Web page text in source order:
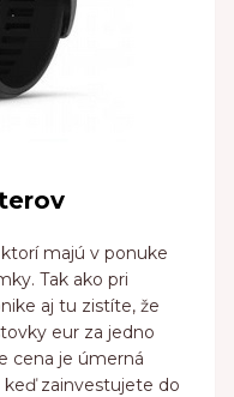
majú v ponuke
Tak ako pri
aj tu zistíte, že
eur za jedno
cena je úmerná
zainvestujete do